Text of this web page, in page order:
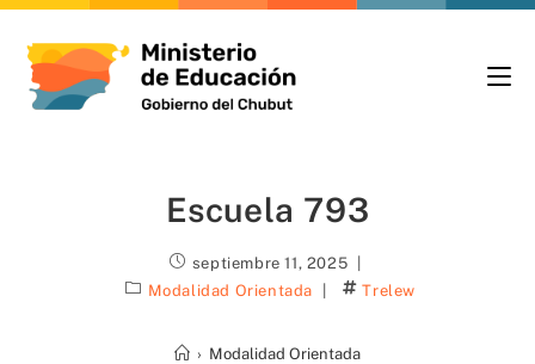
Escuela 793
septiembre 11, 2025
Modalidad Orientada
Trelew
› Modalidad Orientada